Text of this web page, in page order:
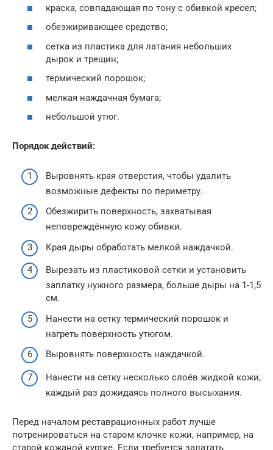
краска, совпадающая по тону с обивкой кресел;
обезжиривающее средство;
сетка из пластика для латания небольших
дырок и трещин;
термический порошок;
мелкая наждачная бумага;
небольшой утюг.
Порядок действий:
Выровнять края отверстия, чтобы удалить
возможные дефекты по периметру.
Обезжирить поверхность, захватывая
неповреждённую кожу обивки.
Края дыры обработать мелкой наждачкой.
Вырезать из пластиковой сетки и установить
заплатку нужного размера, больше дыры на 1-1,5
см.
Нанести на сетку термический порошок и
нагреть поверхность утюгом.
Выровнять поверхность наждачкой.
Нанести на сетку несколько слоёв жидкой кожи,
каждый раз дожидаясь полного высыхания.
Перед началом реставрационных работ лучше
потренироваться на старом клочке кожи, например, на
старой кожаной куртке. Если требуется залатать